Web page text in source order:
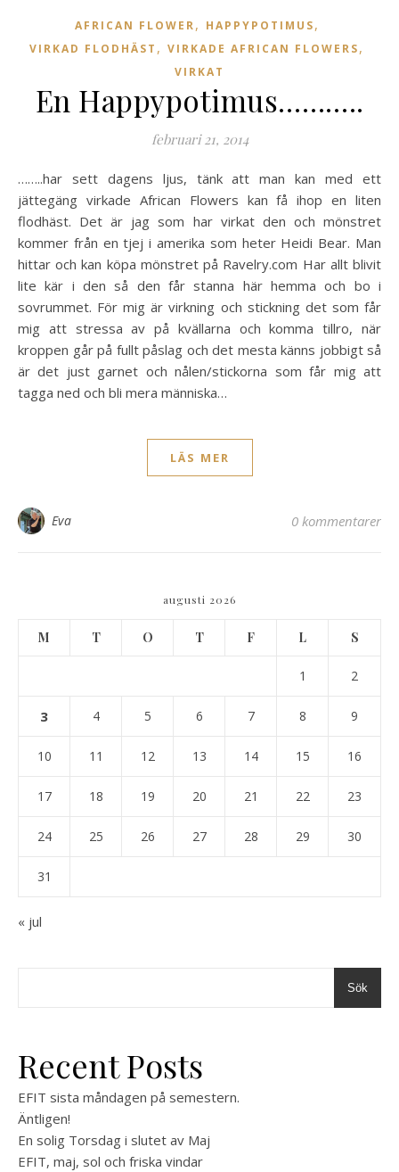
AFRICAN FLOWER, HAPPYPOTIMUS,
VIRKAD FLODHÄST , VIRKADE AFRICAN FLOWERS,
VIRKAT
En Happypotimus………..
februari 21, 2014
……..har sett dagens ljus, tänk att man kan med ett
jättegäng virkade African Flowers kan få ihop en liten
flodhäst. Det är jag som har virkat den och mönstret
kommer från en tjej i amerika som heter Heidi Bear. Man
hittar och kan köpa mönstret på Ravelry.com Har allt blivit
lite kär i den så den får stanna här hemma och bo i
sovrummet. För mig är virkning och stickning det som får
mig att stressa av på kvällarna och komma tillro, när
kroppen går på fullt påslag och det mesta känns jobbigt så
är det just garnet och nålen/stickorna som får mig att
tagga ned och bli mera människa…
LÄS MER
Eva 0 kommentarer
augusti 2026
M T O T F L S
1 2
3 4 5 6 7 8 9
10 11 12 13 14 15 16
17 18 19 20 21 22 23
24 25 26 27 28 29 30
31
« jul
Sök
Recent Posts
EFIT sista måndagen på semestern.
Äntligen!
En solig Torsdag i slutet av Maj
EFIT, maj, sol och friska vindar